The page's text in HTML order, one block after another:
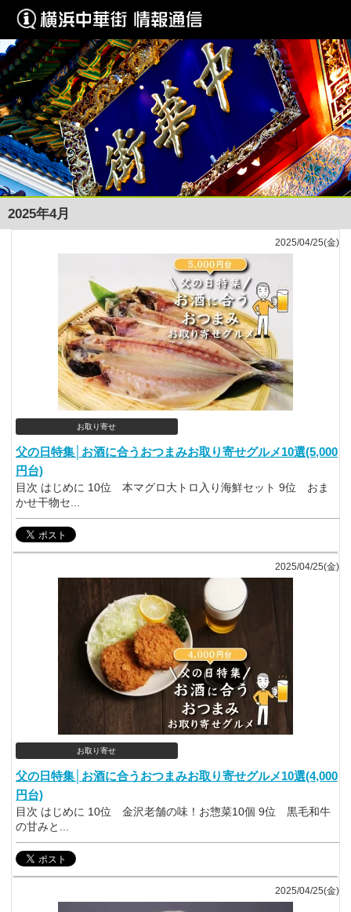
2025年4月
2025/04/25(金)
お取り寄せ
父の日特集│お酒に合うおつまみお取り寄せグルメ10選(5,000
円台)
目次 はじめに 10位 本マグロ大トロ入り海鮮セット 9位 おま
かせ干物セ...
2025/04/25(金)
お取り寄せ
父の日特集│お酒に合うおつまみお取り寄せグルメ10選(4,000
円台)
目次 はじめに 10位 金沢老舗の味！お惣菜10個 9位 黒毛和牛
の甘みと...
2025/04/25(金)